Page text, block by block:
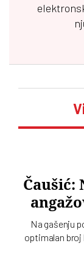
Čaušić:
Na gašenju
optimalan broj